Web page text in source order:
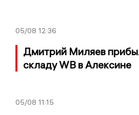
05/08 12:36
Дмитрий Миляев
складу WB в Алексине
05/08 11:15